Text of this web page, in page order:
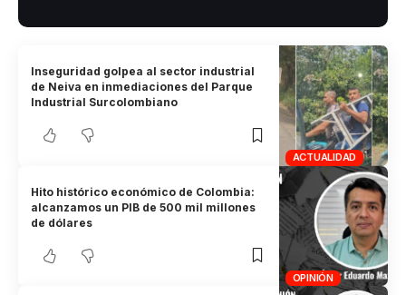
ACTUALIDAD
Inseguridad golpea al sector industrial
de Neiva en inmediaciones del Parque
Industrial Surcolombiano
OPINIÓN
Hito histórico económico de Colombia:
alcanzamos un PIB de 500 mil millones
de dólares